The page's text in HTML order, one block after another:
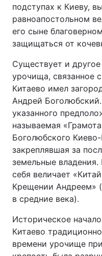
подступах к Киеву,
равноапостольном
его сыне
защищаться от
Существует и
урочища, связанное
Китаево имел
Андрей
указанного
называемая
Боголюбского
закреплявшая за
земельные владения.
себя величает
Крещении Андреем»
в средние века).
Историческое
Китаево
времени урочище